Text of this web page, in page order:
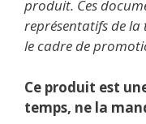
produit. Ces
représentatifs de
le cadre de
Ce produit est
temps, ne la